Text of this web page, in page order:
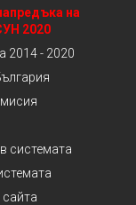
на
2020
2014 - 2020
системата